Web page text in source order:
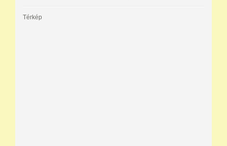
Térkép